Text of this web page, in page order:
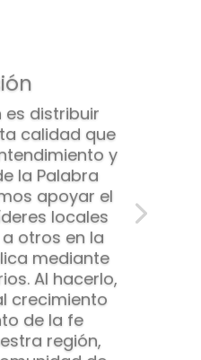
distribuir
calidad que
y
la Palabra
apoyar el
locales
otros en la
mediante
Al hacerlo,
crecimiento
de la fe
región,
de